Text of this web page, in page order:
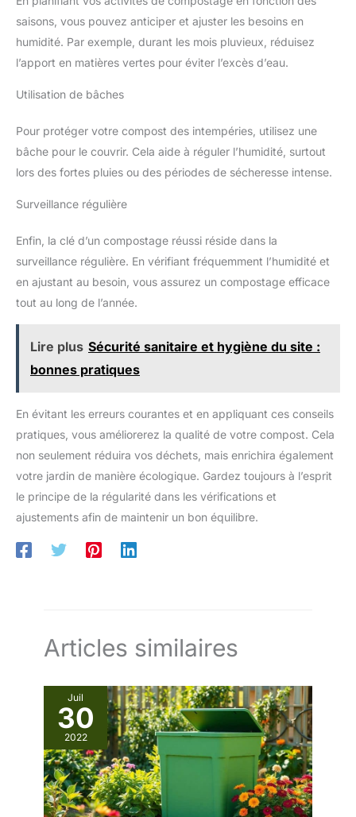
saisons, vous pouvez anticiper et ajuster les besoins en
humidité. Par exemple, durant les mois pluvieux, réduisez
l’apport en matières vertes pour éviter l’excès d’eau.
Utilisation de bâches
Pour protéger votre compost des intempéries, utilisez une
bâche pour le couvrir. Cela aide à réguler l’humidité, surtout
lors des fortes pluies ou des périodes de sécheresse intense.
Surveillance régulière
Enfin, la clé d’un compostage réussi réside dans la
surveillance régulière. En vérifiant fréquemment l’humidité et
en ajustant au besoin, vous assurez un compostage efficace
tout au long de l’année.
Lire plus Sécurité sanitaire et hygiène du site :
bonnes pratiques
En évitant les erreurs courantes et en appliquant ces conseils
pratiques, vous améliorerez la qualité de votre compost. Cela
non seulement réduira vos déchets, mais enrichira également
votre jardin de manière écologique. Gardez toujours à l’esprit
le principe de la régularité dans les vérifications et
ajustements afin de maintenir un bon équilibre.
Articles similaires
Juil
30
2022